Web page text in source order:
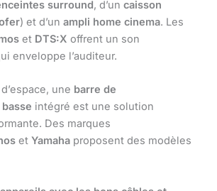
surround, d’un caisson
) et d’un ampli home cinema. Les
et DTS:X offrent un son
enveloppe l’auditeur.
une barre de
intégré est une solution
Des marques
et Yamaha proposent des modèles